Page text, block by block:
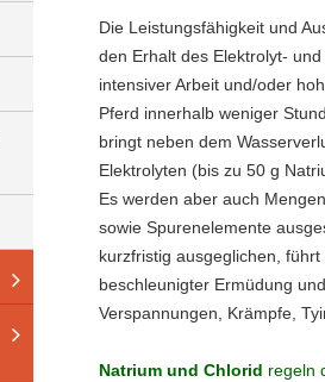
Die Leistungsfähigkeit und
den Erhalt des Elektrolyt-
intensiver Arbeit und/oder
Pferd innerhalb weniger
bringt neben dem
Elektrolyten (bis zu 50 g
Es werden aber auch
sowie Spurenelemente
kurzfristig ausgeglichen,
beschleunigter Ermüdung
Verspannungen, Krämpfe,
Natrium und Chlorid regeln